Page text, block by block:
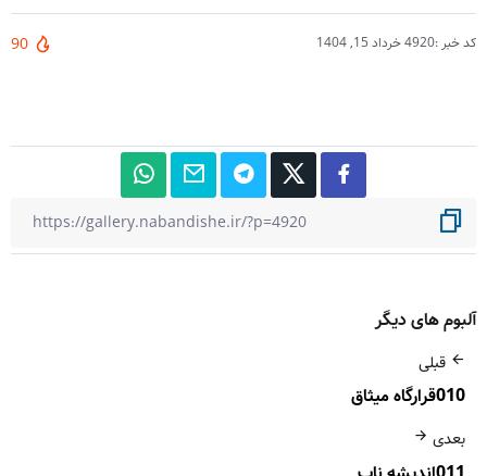
کد خبر :4920 خرداد 15, 1404 90
آلبوم های دیگر
قبلی
010قرارگاه میثاق
بعدی